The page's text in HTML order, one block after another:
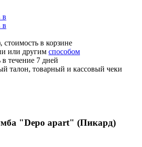
в
в
стоимость в корзине
или другим способом
течение 7 дней
талон, товарный и кассовый чеки
"Depo apart" (Пикард)